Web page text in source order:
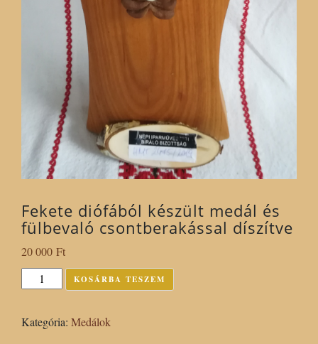
Fekete diófából készült medál és
fülbevaló csontberakással díszítve
20 000 Ft
Fekete
diófából
medál
KOSÁRBA TESZEM
Kategória: Medálok